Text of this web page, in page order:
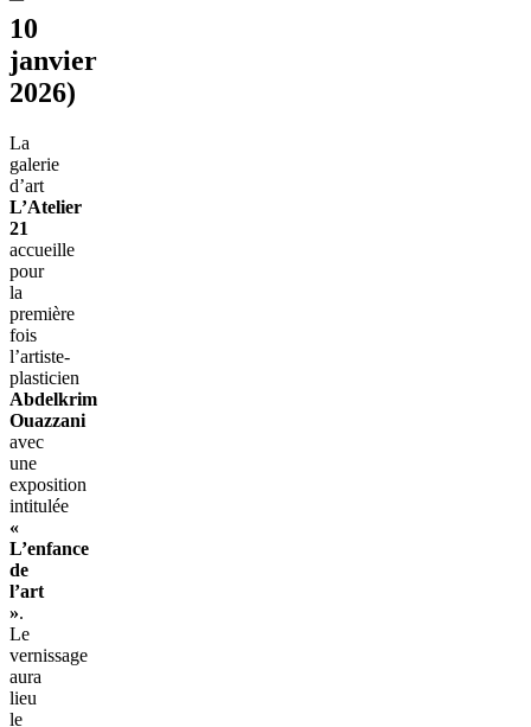
10
janvier
2026)
La
galerie
d’art
L’Atelier
21
accueille
pour
la
première
fois
l’artiste-
plasticien
Abdelkrim
Ouazzani
avec
une
exposition
intitulée
«
L’enfance
de
l’art
».
Le
vernissage
aura
lieu
le